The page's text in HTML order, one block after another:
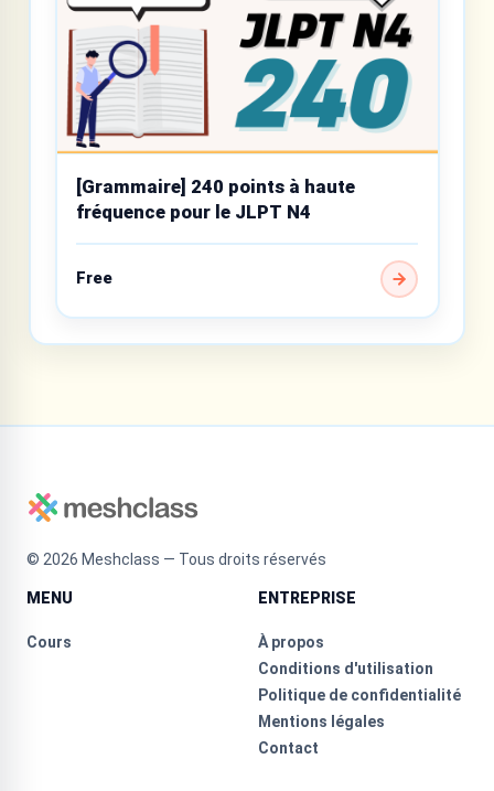
[Grammaire] 240 points à haute
fréquence pour le JLPT N4
Free
© 2026 Meshclass — Tous droits réservés
MENU
Cours
ENTREPRISE
À propos
Conditions d'utilisation
Politique de confidentialité
Mentions légales
Contact